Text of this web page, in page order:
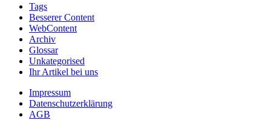
Tags
Besserer Content
WebContent
Archiv
Glossar
Unkategorised
Ihr Artikel bei uns
Impressum
Datenschutzerklärung
AGB